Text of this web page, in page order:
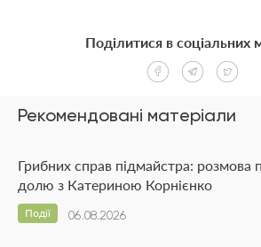
Рекомендовані матеріали
Грибних справ підмайстра: розмова
долю з Катериною Корнієнко
06.08.2026
Події
Поділитися в соціальних